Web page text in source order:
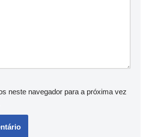
neste navegador para a próxima vez